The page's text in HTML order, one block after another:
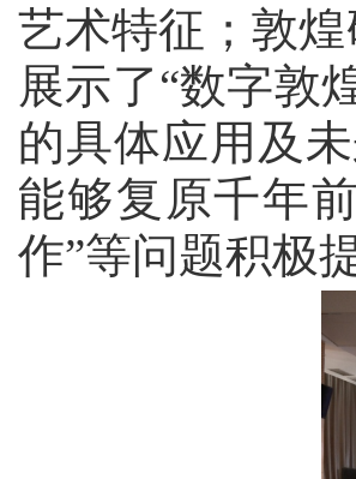
艺术特征；敦
展示了“数字敦
的具体应用及
能够复原千年
作”等问题积极